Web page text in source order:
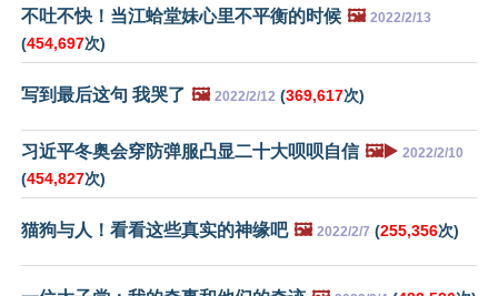
不吐不快！当江蛤堂妹心里不平衡的时候 🖼️ 2022/2/13
(454,697次)
写到最后这句 我哭了 🖼️ 2022/2/12 (369,617次)
习近平冬奥会穿防弹服凸显二十大呗呗自信 🖼️▶️ 2022/2/10
(454,827次)
猫狗与人！看看这些真实的神缘吧 🖼️ 2022/2/7 (255,356次)